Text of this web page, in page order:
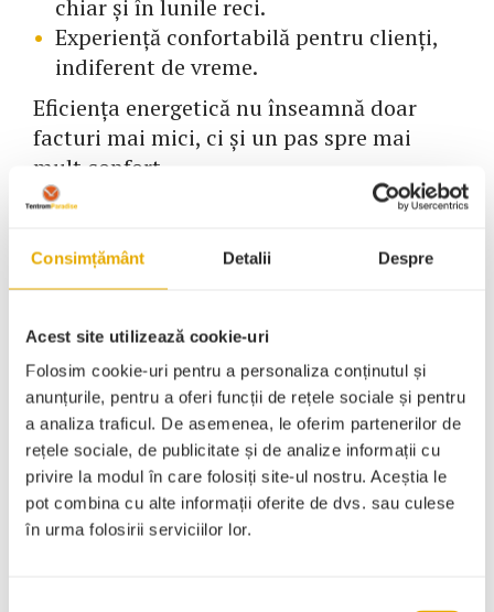
Consimțământ Detalii Despre
Acest site utilizează cookie-uri
Folosim cookie-uri pentru a personaliza conținutul și
anunțurile, pentru a oferi funcții de rețele sociale și pentru
a analiza traficul. De asemenea, le oferim partenerilor de
rețele sociale, de publicitate și de analize informații cu
privire la modul în care folosiți site-ul nostru. Aceștia le
pot combina cu alte informații oferite de dvs. sau culese
în urma folosirii serviciilor lor.
chiar și în lunile reci.
Experiență confortabilă pentru clienți,
indiferent de vreme.
Eficiența energetică nu înseamnă doar
facturi mai mici, ci și un pas spre mai
mult confort.
Navigare
în
articole
Articolul
anterior
Categorii